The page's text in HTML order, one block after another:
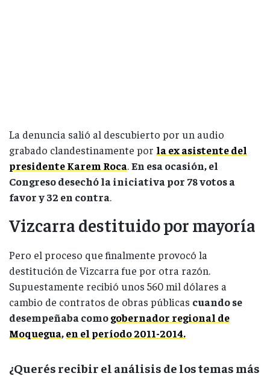
La denuncia salió al descubierto por un audio
grabado clandestinamente por la ex asistente del
presidente Karem Roca.En esa ocasión, el
Congreso desechó la iniciativa por 78 votos a
favor y 32 en contra.
Vizcarra destituido por mayoría
Pero el proceso que finalmente provocó la
destitución de Vizcarra fue por otra razón.
Supuestamente recibió unos 560 mil dólares a
cambio de contratos de obras públicas cuando se
desempeñaba comogobernador regional de
Moquegua,en el período 2011-2014.
¿Querés recibir el análisis de los temas más